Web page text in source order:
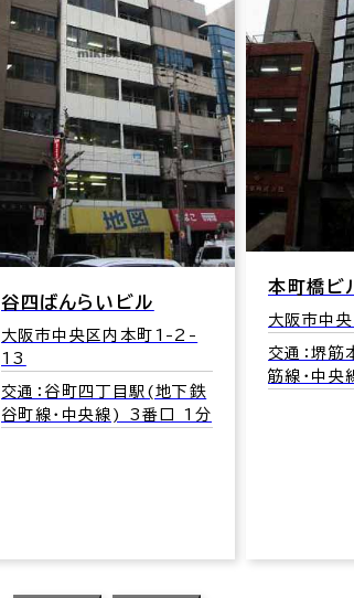
谷四ばんらいビル
大阪市中央区内本町1-2-
13
交通：谷町四丁目駅(地下鉄
谷町線･中央線) 3番口 1分
本町橋ビ
大阪市中
交通：堺
筋線･中